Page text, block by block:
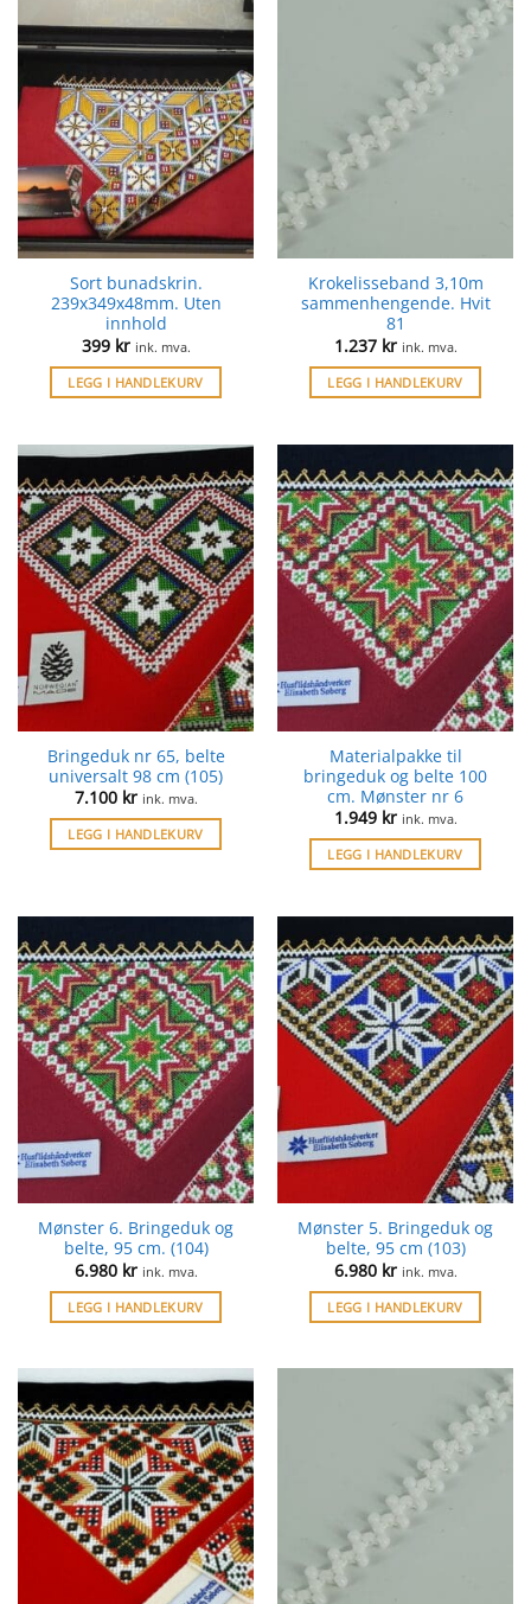
Sort bunadskrin.
239x349x48mm. Uten
innhold
399 kr ink. mva.
LEGG I HANDLEKURV
Krokelisseband 3,10m
sammenhengende. Hvit
81
1.237 kr ink. mva.
LEGG I HANDLEKURV
Bringeduk nr 65, belte
universalt 98 cm (105)
7.100 kr ink. mva.
LEGG I HANDLEKURV
Materialpakke til
bringeduk og belte 100
cm. Mønster nr 6
1.949 kr ink. mva.
LEGG I HANDLEKURV
Mønster 6. Bringeduk og
belte, 95 cm. (104)
6.980 kr ink. mva.
LEGG I HANDLEKURV
Mønster 5. Bringeduk og
belte, 95 cm (103)
6.980 kr ink. mva.
LEGG I HANDLEKURV